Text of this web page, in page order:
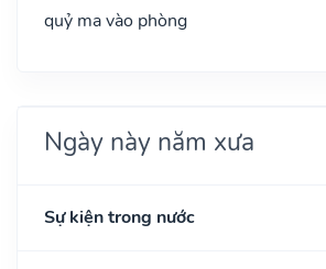
quỷ ma vào phòng
Ngày này năm xưa
Sự kiện trong nước